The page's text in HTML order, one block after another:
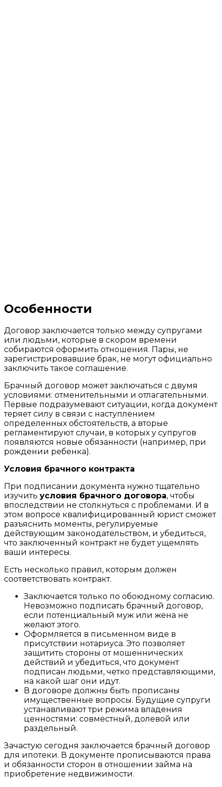
Особенности
Договор заключается только между супругами
или людьми, которые в скором времени
собираются оформить отношения. Пары, не
зарегистрировавшие брак, не могут официально
заключить такое соглашение.
Брачный договор может заключаться с двумя
условиями: отменительными и отлагательными.
Первые подразумевают ситуации, когда документ
теряет силу в связи с наступлением
определенных обстоятельств, а вторые
регламентируют случаи, в которых у супругов
появляются новые обязанности (например, при
рождении ребенка).
Условия брачного контракта
При подписании документа нужно тщательно
изучить условия брачного договора, чтобы
впоследствии не столкнуться с проблемами. И в
этом вопросе квалифицированный юрист сможет
разъяснить моменты, регулируемые
действующим законодательством, и убедиться,
что заключенный контракт не будет ущемлять
ваши интересы.
Есть несколько правил, которым должен
соответствовать контракт.
Заключается только по обоюдному согласию.
Невозможно подписать брачный договор,
если потенциальный муж или жена не
желают этого.
Оформляется в письменном виде в
присутствии нотариуса. Это позволяет
защитить стороны от мошеннических
действий и убедиться, что документ
подписан людьми, четко представляющими,
на какой шаг они идут.
В договоре должны быть прописаны
имущественные вопросы. Будущие супруги
устанавливают три режима владения
ценностями: совместный, долевой или
раздельный.
Зачастую сегодня заключается брачный договор
для ипотеки. В документе прописываются права
и обязанности сторон в отношении займа на
приобретение недвижимости.